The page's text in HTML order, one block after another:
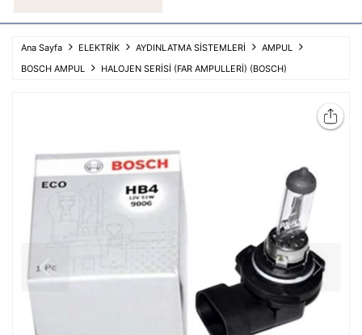
Ana Sayfa ELEKTRİK AYDINLATMA SİSTEMLERİ
AMPUL
BOSCH AMPUL
HALOJEN SERİSİ (FAR AMPULLERİ) (BOSCH)